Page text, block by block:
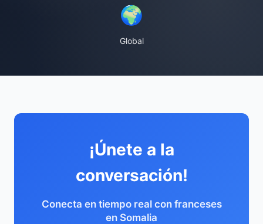
🌍
Global
¡Únete a la
conversación!
Conecta en tiempo real con franceses
en Somalia